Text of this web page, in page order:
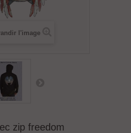
l'image
zip freedom